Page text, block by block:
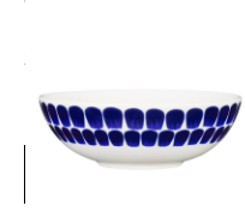
24hトゥオキオ ボウル 16cm
￥3,850 (税込)
詳細を見る